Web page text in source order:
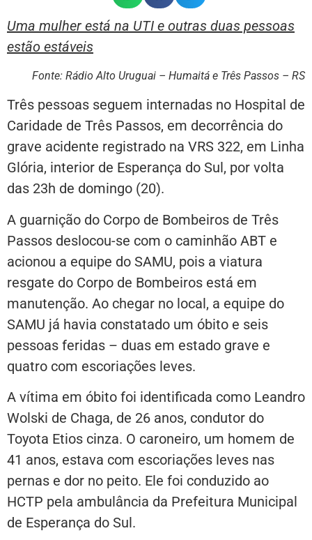
Uma mulher está na UTI e outras duas pessoas
estão estáveis
Fonte: Rádio Alto Uruguai – Humaitá e Três Passos – RS
Três pessoas seguem internadas no Hospital de
Caridade de Três Passos, em decorrência do
grave acidente registrado na VRS 322, em Linha
Glória, interior de Esperança do Sul, por volta
das 23h de domingo (20).
A guarnição do Corpo de Bombeiros de Três
Passos deslocou-se com o caminhão ABT e
acionou a equipe do SAMU, pois a viatura
resgate do Corpo de Bombeiros está em
manutenção. Ao chegar no local, a equipe do
SAMU já havia constatado um óbito e seis
pessoas feridas – duas em estado grave e
quatro com escoriações leves.
A vítima em óbito foi identificada como Leandro
Wolski de Chaga, de 26 anos, condutor do
Toyota Etios cinza. O caroneiro, um homem de
41 anos, estava com escoriações leves nas
pernas e dor no peito. Ele foi conduzido ao
HCTP pela ambulância da Prefeitura Municipal
de Esperança do Sul.